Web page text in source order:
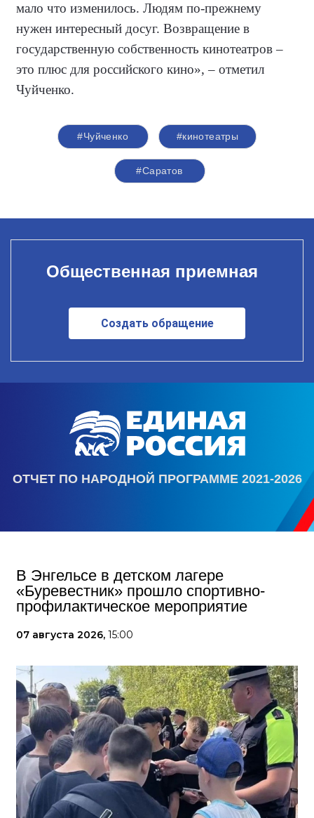
мало что изменилось. Людям по-прежнему
нужен интересный досуг. Возвращение в
государственную собственность кинотеатров –
это плюс для российского кино», – отметил
Чуйченко.
#Чуйченко #кинотеатры
#Саратов
Общественная приемная
Создать обращение
ОТЧЕТ ПО НАРОДНОЙ ПРОГРАММЕ 2021-2026
В Энгельсе в детском лагере
«Буревестник» прошло спортивно-
профилактическое мероприятие
07 августа 2026, 15:00